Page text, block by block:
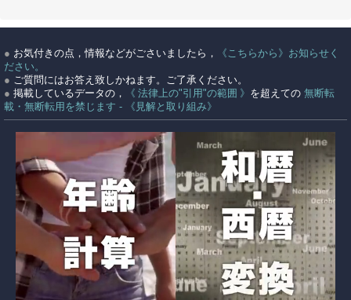
● お気付きの点，情報などがごさいましたら，
《こちらから》お知らせく
ださい。
● ご質問にはお答え致しかねます。ご了承ください。
● 掲載しているデータの， 《 法律上の"引用"の範囲 》 を超えての 無断転
載・無断転用を禁じます - 《見解と取り組み》